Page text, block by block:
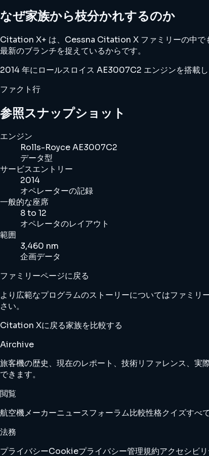
なぜ家族から枝分かれするのか
Citation X+ は、Cessna Citation X ファミリーの中で
最新のブランチを捉えているからです。
2014 年にロールスロイス AE3007C2 エンジンを搭載
ファクト行
参照スナップショット
エンジン
Rolls-Royce AE3007C2
データ型
サービスエントリー
2014
オペレーターの記録
一般的な座席
8 to 12
オペレータのレイアウト
範囲
3,460 nm
企画データ
ファミリーページに戻る
より広範なプログラムのストーリーについてはファミ
さい。
Citation Xに戻る家族を比較する
Airchive
旅客機の歴史、現在のレポート、技術リファレンス、実
できます。
閲覧
航空機メーカーニュースフォーラム比較性格クイズすべ
法務
プライバシーCookieプライバシー管理規約アクセシビリ